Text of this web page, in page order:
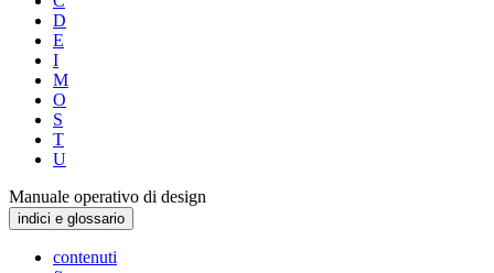
D
E
I
M
O
S
T
U
Manuale operativo di design
indici e glossario
contenuti